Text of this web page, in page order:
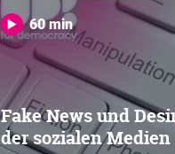
60 min
Fake News und
der sozialen Medien